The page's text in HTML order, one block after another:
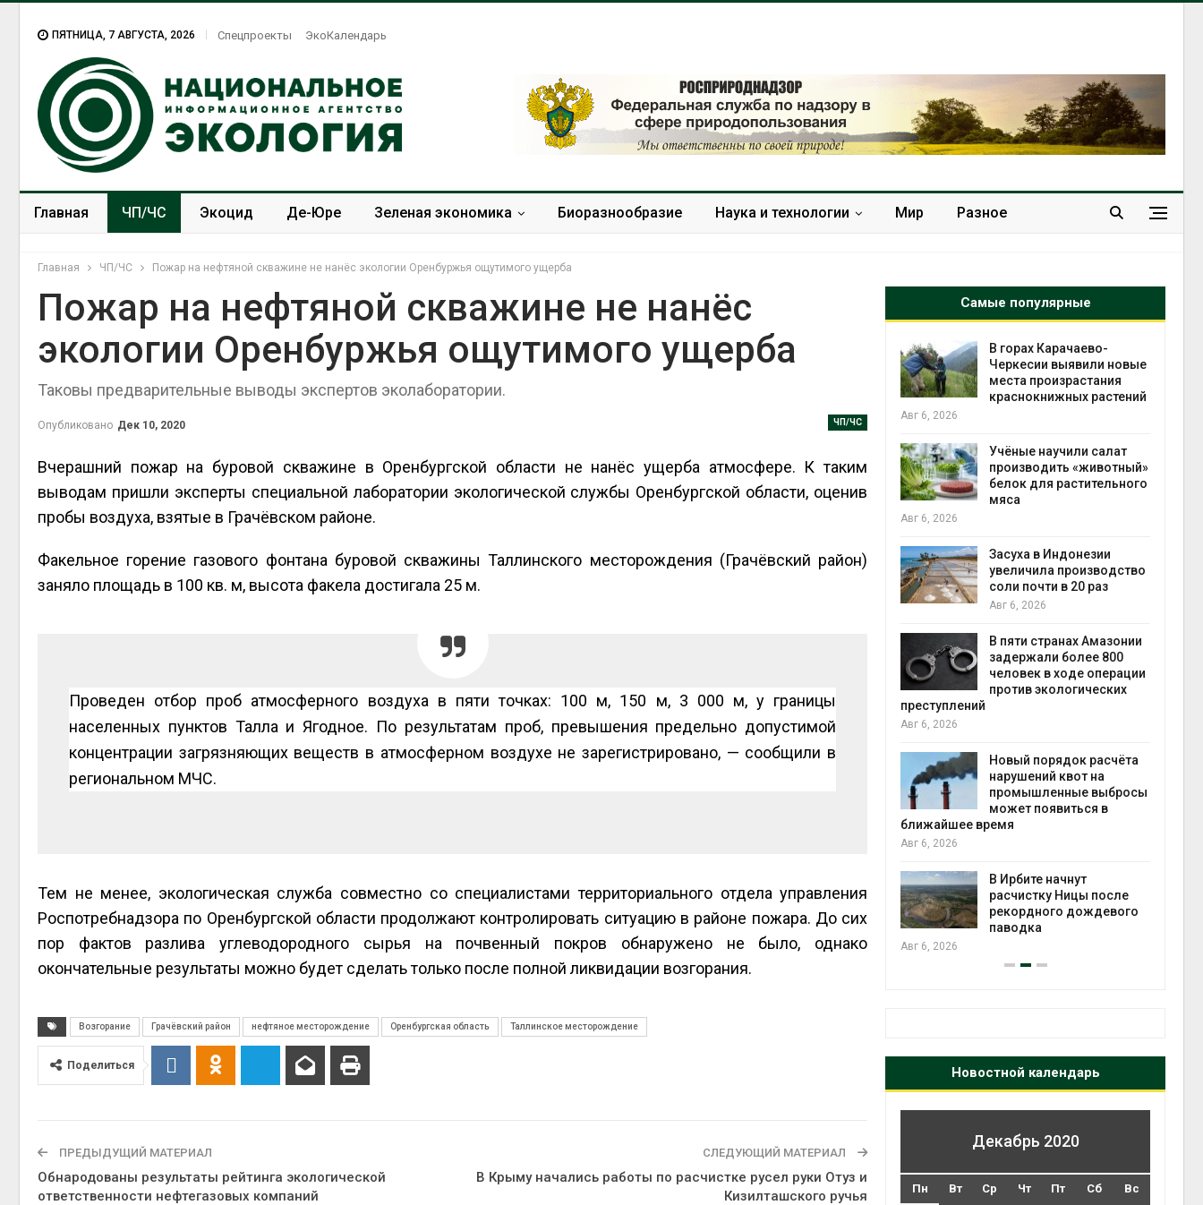
ПЯТНИЦА, 7 АВГУСТА, 2026 Спецпроекты ЭкоКалендарь
Главная ЧП/ЧС Экоцид Де-Юре Зеленая экономика Биоразнообразие Наука и технологии Мир Разное
Главная ЧП/ЧС Пожар на нефтяной скважине не нанёс экологии Оренбуржья ощутимого ущерба
Пожар на нефтяной скважине не нанёс
экологии Оренбуржья ощутимого ущерба
Таковы предварительные выводы экспертов эколаборатории.
ЧП/ЧС
Опубликовано Дек 10, 2020
Вчерашний пожар на буровой скважине в Оренбургской области не нанёс ущерба атмосфере. К таким
выводам пришли эксперты специальной лаборатории экологической службы Оренбургской области, оценив
пробы воздуха, взятые в Грачёвском районе.
Факельное горение газового фонтана буровой скважины Таллинского месторождения (Грачёвский район)
заняло площадь в 100 кв. м, высота факела достигала 25 м.
Проведен отбор проб атмосферного воздуха в пяти точках: 100 м, 150 м, 3 000 м, у границы
населенных пунктов Талла и Ягодное. По результатам проб, превышения предельно допустимой
концентрации загрязняющих веществ в атмосферном воздухе не зарегистрировано, — сообщили в
региональном МЧС.
Тем не менее, экологическая служба совместно со специалистами территориального отдела управления
Роспотребнадзора по Оренбургской области продолжают контролировать ситуацию в районе пожара. До сих
пор фактов разлива углеводородного сырья на почвенный покров обнаружено не было, однако
окончательные результаты можно будет сделать только после полной ликвидации возгорания.
Возгорание Грачёвский район нефтяное месторождение Оренбургская область Таллинское месторождение
Поделиться
ПРЕДЫДУЩИЙ МАТЕРИАЛ
Обнародованы результаты рейтинга экологической
ответственности нефтегазовых компаний
СЛЕДУЮЩИЙ МАТЕРИАЛ
В Крыму начались работы по расчистке русел руки Отуз и
Кизилташского ручья
Самые популярные
В Домодедове
ликвидируют
химикатов после пожара
Изменение климата
меняет ареалы бабочек
по всему миру
В Австралии снизят
стоимость установки
солнечных панелей для
Москвариум отметит 11-
Авг 5, 2026
строительства АЭС
израильской тюрьмы
Авг 5, 2026
Панамский канал вновь
ограничивает загрузку
Шэньси из-за паводков
эвакуировали более 140
тыс. человек
МЕГА и ВкусВилл
установили
ветра
Авг 6, 2026
Приложение «Экопульс»
биомассы из-за засух,
вредителей и рубок
Авг 6, 2026
В горах Карачаево-
Черкесии выявили новые
места произрастания
краснокнижных растений
Авг 6, 2026
Учёные научили салат
производить «животный»
белок для растительного
мяса
Авг 6, 2026
Засуха в Индонезии
увеличила производство
соли почти в 20 раз
Авг 6, 2026
В пяти странах Амазонии
задержали более 800
человек в ходе операции
против экологических
преступлений
Авг 6, 2026
Новый порядок расчёта
нарушений квот на
промышленные выбросы
может появиться в
ближайшее время
Авг 6, 2026
В Ирбите начнут
расчистку Ницы после
рекордного дождевого
паводка
Авг 6, 2026
Новостной календарь
Декабрь 2020
Пн Вт Ср Чт Пт Сб Вс